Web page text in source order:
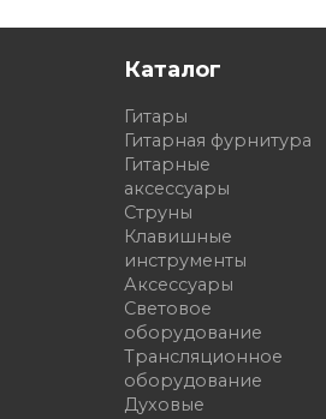
Каталог
Гитары
Гитарная фурнитура
Гитарные
аксессуары
Струны
Клавишные
инструменты
Аксессуары
Световое
оборудование
Трансляционное
оборудование
Духовые